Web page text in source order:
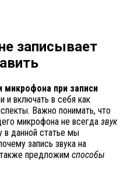
записывает
микрофона при записи
и включать в себя как
Важно понимать, что
микрофона не всегда звук
в данной статье мы
запись звука на
предложим способы